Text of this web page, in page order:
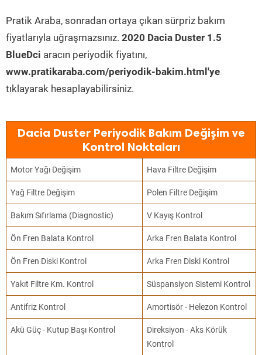
Pratik Araba, sonradan ortaya çıkan sürpriz bakım
fiyatlarıyla uğraşmazsınız. 2020 Dacia Duster 1.5
BlueDci aracın periyodik fiyatını,
www.pratikaraba.com/periyodik-bakim.html'ye
tıklayarak hesaplayabilirsiniz.
Dacia Duster Periyodik Bakım Değişim ve
Kontrol Noktaları
Motor Yağı Değişim Hava Filtre Değişim
Yağ Filtre Değişim Polen Filtre Değişim
Bakım Sıfırlama (Diagnostic) V Kayış Kontrol
Ön Fren Balata Kontrol Arka Fren Balata Kontrol
Ön Fren Diski Kontrol Arka Fren Diski Kontrol
Yakıt Filtre Km. Kontrol Süspansiyon Sistemi Kontrol
Antifriz Kontrol Amortisör - Helezon Kontrol
Akü Güç - Kutup Başı Kontrol
Direksiyon - Aks Körük
Kontrol